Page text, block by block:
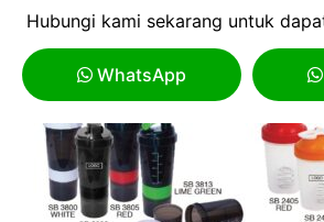
Hubungi kami sekarang untuk
WhatsApp